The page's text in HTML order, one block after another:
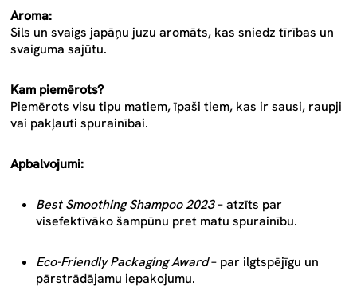
Aroma:
Sils un svaigs japāņu juzu aromāts, kas sniedz tīrības un
svaiguma sajūtu.
Kam piemērots?
Piemērots visu tipu matiem, īpaši tiem, kas ir sausi, raupji
vai pakļauti spurainībai.
Apbalvojumi:
Best Smoothing Shampoo 2023– atzīts par
visefektīvāko šampūnu pret matu spurainību.
Eco-Friendly Packaging Award– par ilgtspējīgu un
pārstrādājamu iepakojumu.